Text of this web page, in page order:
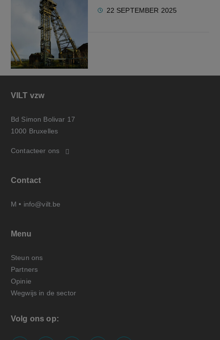
22 SEPTEMBER 2025
VILT vzw
Bd Simon Bolivar 17
1000 Bruxelles
Contacteer ons
Contact
M • info@vilt.be
Menu
Steun ons
Partners
Opinie
Wegwijs in de sector
Volg ons op: